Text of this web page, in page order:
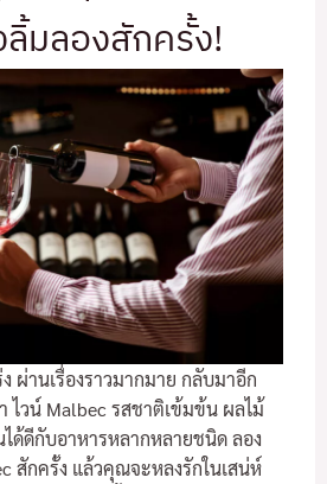
มลองสักครั้ง!
ผ่านเรื่องราวมากมาย กลับมาอีก
ไวน์ Malbec รสชาติเข้มข้น ผลไม้
ด้ดีกับอาหารหลากหลายชนิด ลอง
สักครั้ง แล้วคุณจะหลงรักในเสน่ห์